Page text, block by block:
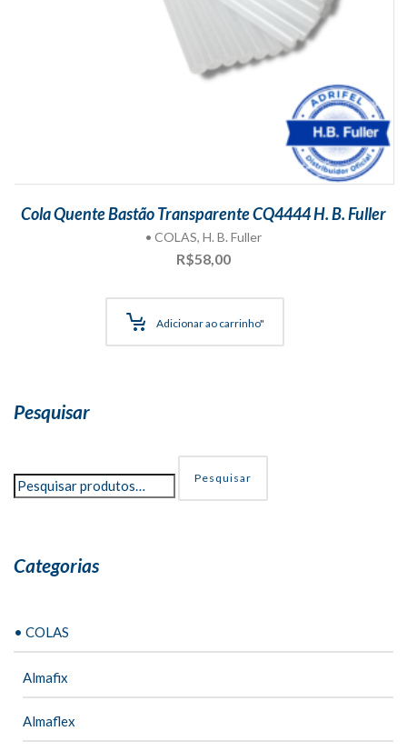
Cola Quente Bastão Transparente CQ4444 H. B. Fuller
• COLAS, H. B. Fuller
R$58,00
Adicionar ao carrinho"
Pesquisar
Pesquisar
Categorias
• COLAS
Almafix
Almaflex